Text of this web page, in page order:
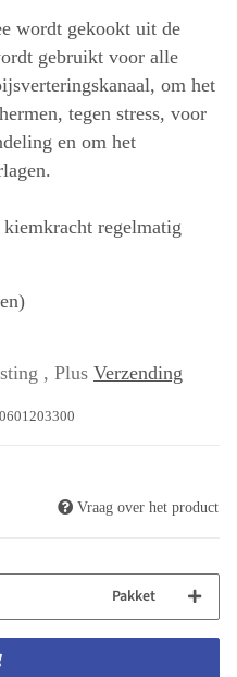
wordt gekookt uit de
gebruikt voor alle
om het
tegen stress, voor
en om het
regelmatig
, Plus Verzending
Vraag over het product
Pakket